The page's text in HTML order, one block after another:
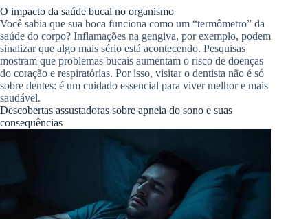
O impacto da saúde bucal no organismo
Você sabia que sua boca funciona como um “termômetro” da
saúde do corpo? Inflamações na gengiva, por exemplo, podem
sinalizar que algo mais sério está acontecendo. Pesquisas
mostram que problemas bucais aumentam o risco de doenças
do coração e respiratórias. Por isso, visitar o dentista não é só
sobre dentes: é um cuidado essencial para viver melhor e mais
saudável.
Descobertas assustadoras sobre apneia do sono e suas
consequências